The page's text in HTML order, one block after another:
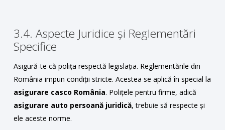
3.4. Aspecte Juridice și Reglementări
Specifice
Asigură-te că polița respectă legislația. Reglementările din
România impun condiții stricte. Acestea se aplică în special la
asigurare casco România. Polițele pentru firme, adică
asigurare auto persoană juridică, trebuie să respecte și
ele aceste norme.